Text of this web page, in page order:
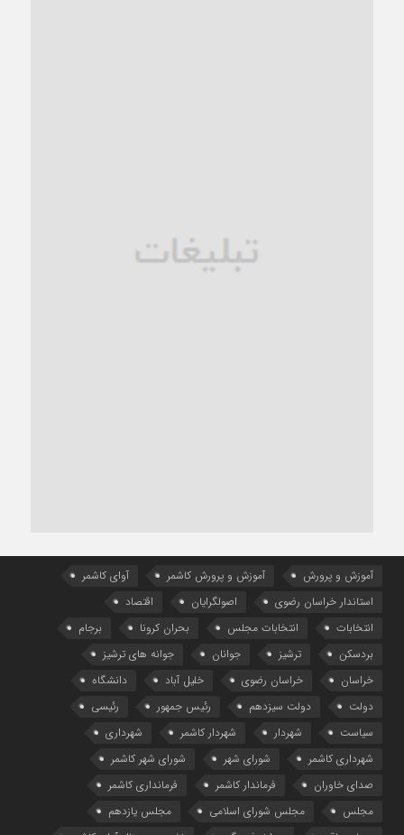
آموزش و پرورش آموزش و پرورش کاشمر
آوای کاشمر
استاندار خراسان رضوی
اصولگرایان
اقتصاد
انتخابات
انتخابات مجلس بحران کرونا
برجام
بردسکن
ترشیز جوانان
جوانه های ترشیز
خراسان
خراسان رضوی خلیل آباد
دانشگاه
دولت
دولت سیزدهم رئیس جمهور
رئیسی
سیاست
شهردار شهردار کاشمر
شهرداری
شهرداری کاشمر
شورای شهر
شورای شهر کاشمر
صدای خاوران
فرماندار کاشمر
فرمانداری کاشمر
مجلس
مجلس شورای اسلامی
مجلس یازدهم